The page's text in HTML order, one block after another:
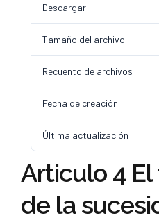
Descargar
Tamaño del archivo
Recuento de archivos
Fecha de creación
Última actualización
Articulo 4
de la